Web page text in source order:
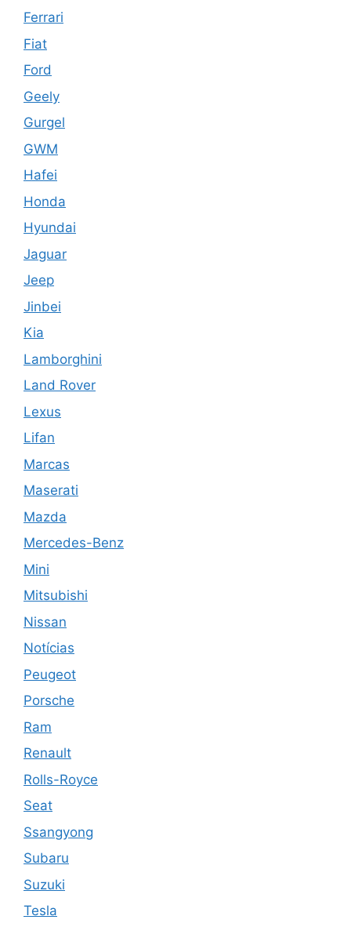
Ferrari
Fiat
Ford
Geely
Gurgel
GWM
Hafei
Honda
Hyundai
Jaguar
Jeep
Jinbei
Kia
Lamborghini
Land Rover
Lexus
Lifan
Marcas
Maserati
Mazda
Mercedes-Benz
Mini
Mitsubishi
Nissan
Notícias
Peugeot
Porsche
Ram
Renault
Rolls-Royce
Seat
Ssangyong
Subaru
Suzuki
Tesla